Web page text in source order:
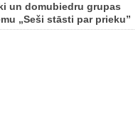
un domubiedru grupas
„Seši stāsti par prieku”